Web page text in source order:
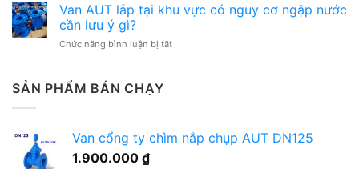
thế
gara
ý
nước
rửa
nào?
dùng
tuyến
rào
Van AUT lắp tại khu vực có nguy cơ ngập nước
cần lưu ý gì?
Chức năng bình luận bị tắtở
có
SẢN PHẨM BÁN CHẠY
Van cổng ty chìm nắp chụp AUT DN125
1.900.000 ₫